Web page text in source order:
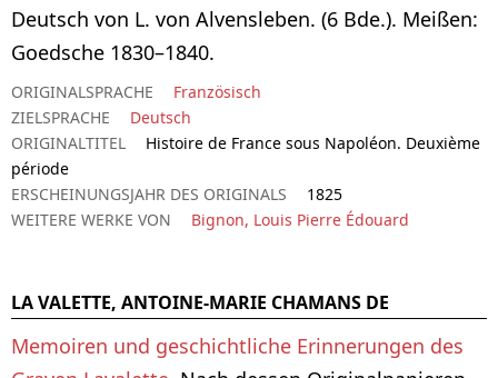
Deutsch von L. von Alvensleben. (6 Bde.). Meißen:
Goedsche 1830–1840.
ORIGINALSPRACHE
Französisch
ZIELSPRACHE
Deutsch
ORIGINALTITEL
Histoire de France sous Napoléon. Deuxième
période
ERSCHEINUNGSJAHR DES ORIGINALS
1825
WEITERE WERKE VON
Bignon, Louis Pierre Édouard
LA VALETTE, ANTOINE-MARIE CHAMANS DE
Memoiren und geschichtliche Erinnerungen des